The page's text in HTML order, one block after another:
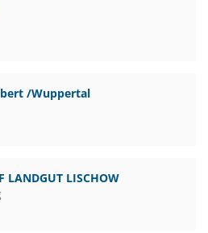
/Wuppertal
LANDGUT LISCHOW